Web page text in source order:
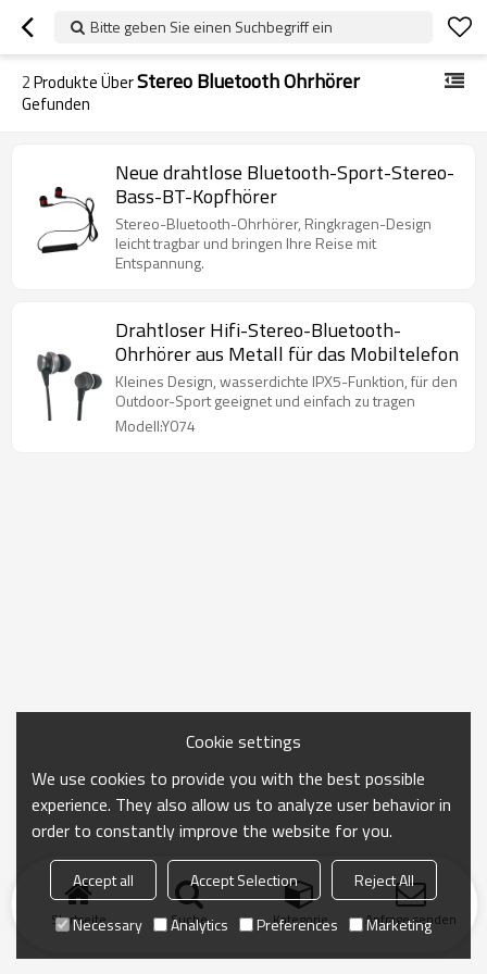
Bitte geben Sie einen Suchbegriff ein
2Produkte ÜberStereo Bluetooth Ohrhörer
Gefunden
Neue drahtlose Bluetooth-Sport-Stereo-
Bass-BT-Kopfhörer
Stereo-Bluetooth-Ohrhörer, Ringkragen-Design
leicht tragbar und bringen Ihre Reise mit
Entspannung.
Drahtloser Hifi-Stereo-Bluetooth-
Ohrhörer aus Metall für das Mobiltelefon
Kleines Design, wasserdichte IPX5-Funktion, für den
Outdoor-Sport geeignet und einfach zu tragen
Modell:Y074
Startseite Suche Kategorie Anfrage senden
Cookie settings
We use cookies to provide you with the best possible
experience. They also allow us to analyze user behavior in
order to constantly improve the website for you.
Accept all Accept Selection
Reject All
Necessary
Analytics Preferences Marketing